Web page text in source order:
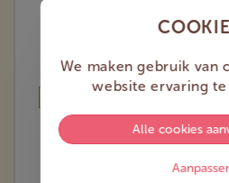
We maken gebruik van
website ervaring
Alle cookies